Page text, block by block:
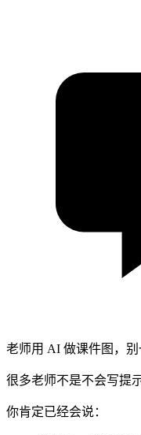
老师用 AI 做课件图，
很多老师不是不会写提示
你肯定已经会说：